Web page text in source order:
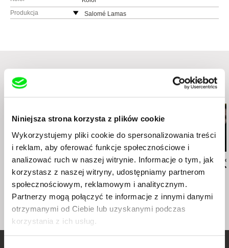
Niniejsza strona korzysta z plików cookie
Wykorzystujemy pliki cookie do spersonalizowania treści
i reklam, aby oferować funkcje społecznościowe i
analizować ruch w naszej witrynie. Informacje o tym, jak
korzystasz z naszej witryny, udostępniamy partnerom
społecznościowym, reklamowym i analitycznym.
Partnerzy mogą połączyć te informacje z innymi danymi
otrzymanymi od Ciebie lub uzyskanymi podczas
korzystania z ich usług.
Produkcja
Salomé Lamas
Podobne filmy (20)
Gonçalo Tocha
It's the Earth, not the
Moon
Vitaly Mansky
Broadway. Black Sea
Gustavo Vinagre
I